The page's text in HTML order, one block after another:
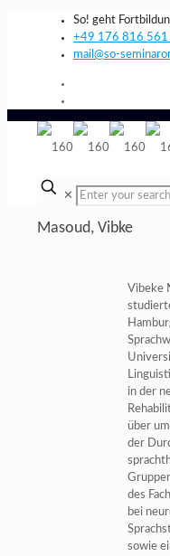
So! geht
+49 176 816 561
mail@so-
✕
Masoud, Vibke
Vibeke
in der
über
der
des
bei
sowie